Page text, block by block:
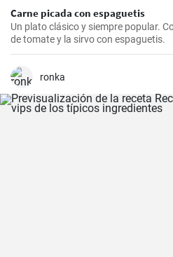
Carne picada con espaguetis
Un plato clásico y siempre popular.
de tomate y la sirvo con espaguetis.
ronka